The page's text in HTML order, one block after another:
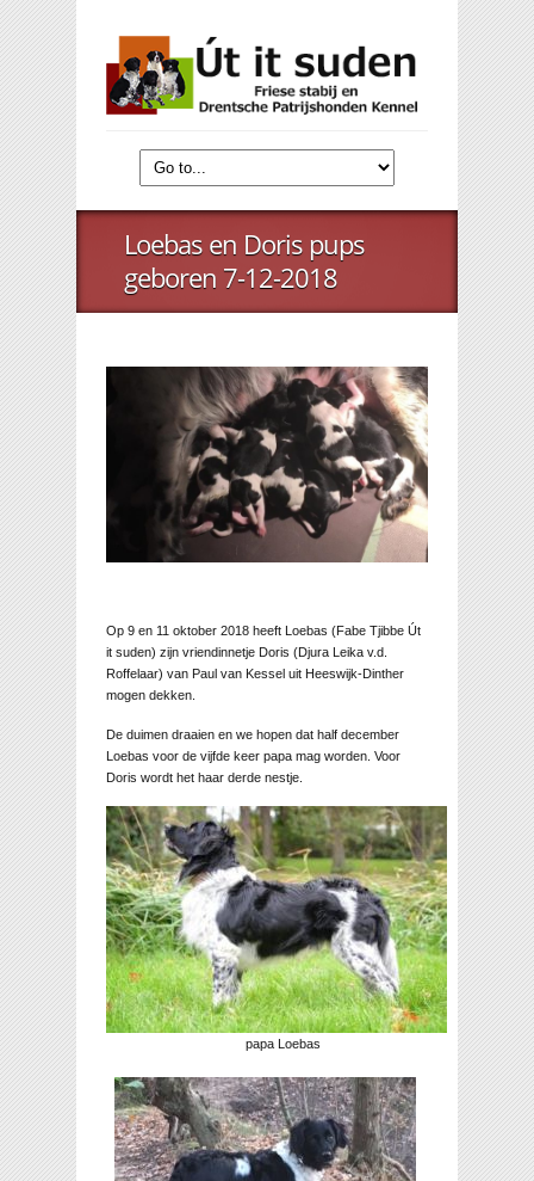
Loebas en Doris pups
geboren 7-12-2018
Op 9 en 11 oktober 2018 heeft Loebas (Fabe Tjibbe Út
it suden) zijn vriendinnetje Doris (Djura Leika v.d.
Roffelaar) van Paul van Kessel uit Heeswijk-Dinther
mogen dekken.
De duimen draaien en we hopen dat half december
Loebas voor de vijfde keer papa mag worden. Voor
Doris wordt het haar derde nestje.
papa Loebas